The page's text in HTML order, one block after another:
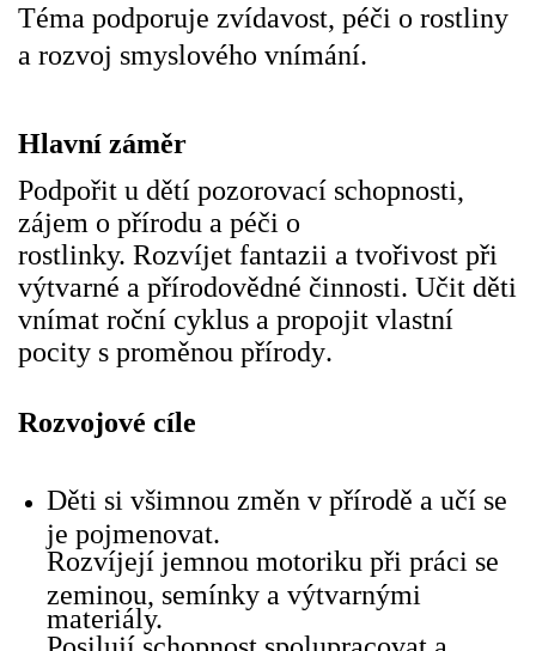
VZDĚLÁVACÍ BLOK LISTOPAD
VZDĚLÁVACÍ BLOK LEDEN
VZDĚLÁVACÍ BLOK ÚNOR
VZDĚLÁVACÍ BLOK BŘEZEN
VZDĚLÁVACÍ BLOK DUBEN
VÝTVARNÉ POMŮCKY
VÝTVARNÉ AKTIVITY - JARO
Téma podporuje zvídavost, péči o rostliny
a rozvoj smyslového vnímání.
Hlavní záměr
Podpořit u dětí pozorovací schopnosti,
zájem o přírodu a péči o
rostlinky. Rozvíjet fantazii a tvořivost při
výtvarné a přírodovědné činnosti. Učit děti
vnímat roční cyklus a propojit vlastní
pocity s proměnou přírody.
Rozvojové cíle
Děti si všimnou změn v přírodě a učí se
je pojmenovat.
Rozvíjejí jemnou motoriku při práci se
zeminou, semínky a výtvarnými
materiály.